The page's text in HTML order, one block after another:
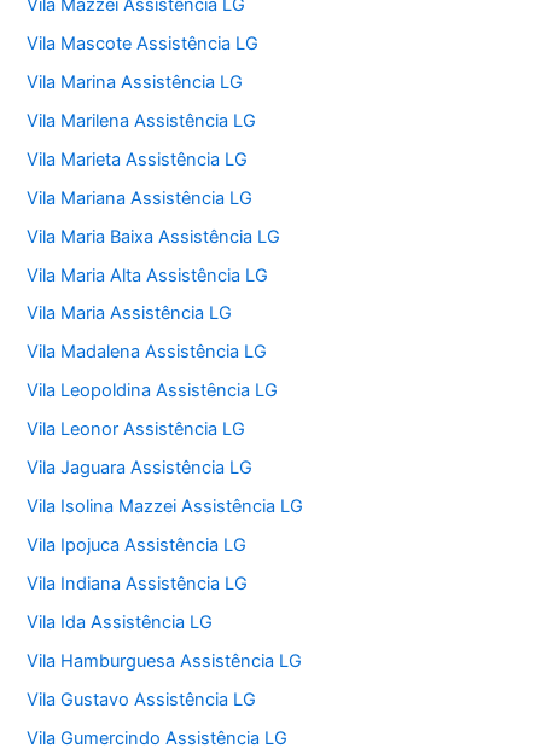
Vila Mazzei Assistência LG
Vila Mascote Assistência LG
Vila Marina Assistência LG
Vila Marilena Assistência LG
Vila Marieta Assistência LG
Vila Mariana Assistência LG
Vila Maria Baixa Assistência LG
Vila Maria Alta Assistência LG
Vila Maria Assistência LG
Vila Madalena Assistência LG
Vila Leopoldina Assistência LG
Vila Leonor Assistência LG
Vila Jaguara Assistência LG
Vila Isolina Mazzei Assistência LG
Vila Ipojuca Assistência LG
Vila Indiana Assistência LG
Vila Ida Assistência LG
Vila Hamburguesa Assistência LG
Vila Gustavo Assistência LG
Vila Gumercindo Assistência LG